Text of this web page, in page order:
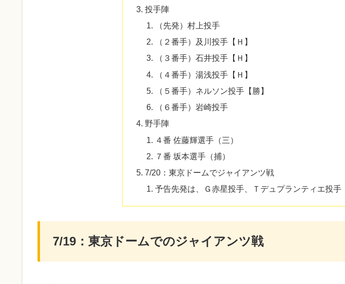
投手陣
（先発）村上投手
（２番手）及川投手【Ｈ】
（３番手）石井投手【Ｈ】
（４番手）湯浅投手【Ｈ】
（５番手）ネルソン投手【勝】
（６番手）岩崎投手
野手陣
４番 佐藤輝選手（三）
７番 坂本選手（捕）
7/20：東京ドームでジャイアンツ戦
予告先発は、Ｇ赤星投手、Ｔデュプランティエ投手
7/19：東京ドームでのジャイアンツ戦